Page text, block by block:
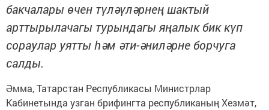
бакчалары өчен түләүләрнең шактый
арттырылачагы турындагы яңалык бик күп
сораулар уятты һәм әти-әниләрне борчуга
салды.
Әмма, Татарстан Республикасы Министрлар
Кабинетында узган брифингта республиканың Хезмәт,